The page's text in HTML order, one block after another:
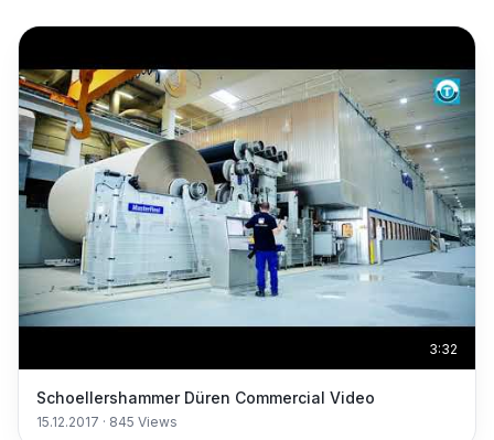
3:32
Schoellershammer Düren Commercial Video
15.12.2017 · 845 Views